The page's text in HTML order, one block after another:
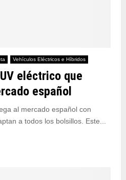
Vehículos Eléctricos e Híbridos
eléctrico que
español
al mercado español con
a todos los bolsillos. Este...